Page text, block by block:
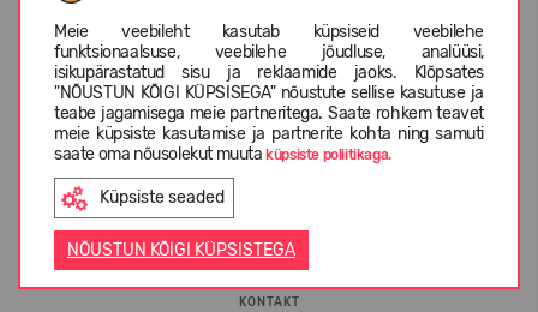
Meie veebileht kasutab küpsiseid veebilehe
funktsionaalsuse, veebilehe jõudluse, analüüsi,
isikupärastatud sisu ja reklaamide jaoks. Klõpsates
"NÕUSTUN KÕIGI KÜPSISEGA" nõustute sellise kasutuse ja
teabe jagamisega meie partneritega. Saate rohkem teavet
meie küpsiste kasutamise ja partnerite kohta ning samuti
saate oma nõusolekut muutaküpsiste poliitikaga.
Küpsiste seaded
NÕUSTUN KÕIGI KÜPSISTEGA
KONTAKT